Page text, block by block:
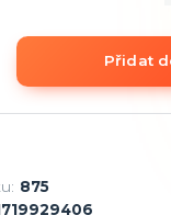
Přidat
875